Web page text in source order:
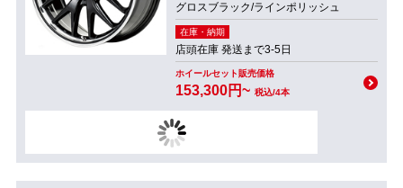
グロスブラック/ラインポリッシュ
在庫・納期
店頭在庫 発送まで3-5日
ホイールセット販売価格
153,300円~ 税込/4本